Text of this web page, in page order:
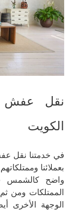
نقل عفش
الكويت
في خدمتنا نقل
بعملائنا
واضح كالشمس
الممتلكات ومن ثم
الوجهة الأخرى